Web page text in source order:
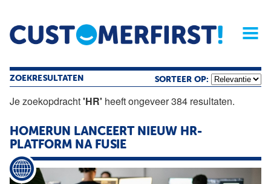
Home Opinie Archief
Magazine
ZOEKRESULTATEN SORTEER OP:
Je zoekopdracht'HR' heeft ongeveer 384 resultaten.
HOMERUN LANCEERT NIEUW HR-
PLATFORM NA FUSIE